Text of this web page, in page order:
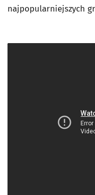
najpopularniejszych